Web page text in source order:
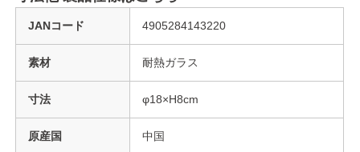
JANコード 4905284143220
素材 耐熱ガラス
寸法 φ18×H8cm
原産国 中国